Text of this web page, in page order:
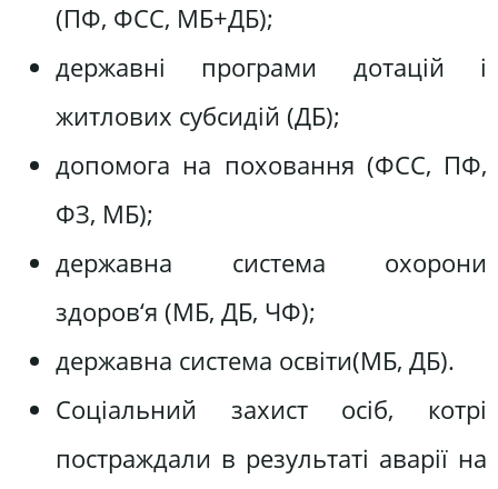
(ПФ, ФСС, МБ+ДБ);
державні програми дотацій і
житлових субсидій (ДБ);
допомога на поховання (ФСС, ПФ,
ФЗ, МБ);
державна система охорони
здоров‘я (МБ, ДБ, ЧФ);
державна система освіти(МБ, ДБ).
Соціальний захист осіб, котрі
постраждали в результаті аварії на